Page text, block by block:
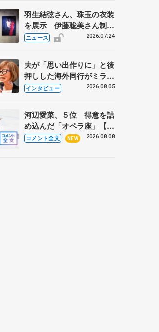
羽生結弦さん、珠玉の衣装
を展示 伊藤聡美さん制作
の一点もの、矢口亨さんが
ニュース 2026.07.24
夫が「思い出作りに」と後
押しした海外同行がミラノ
まで… 繁華街のリンクで
に 小林芳子さんが振り返
るスケート人生
インタビュー 2026.08.05
河辺愛菜、５位 得意を詰
め込んだ「オペラ座」【み
なとアクルス杯フリー】
コメント全文 NEW 2026.08.08